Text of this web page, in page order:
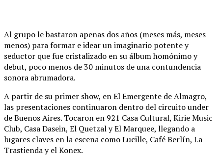
Al grupo le bastaron apenas dos años (meses más, meses
menos) para formar e idear un imaginario potente y
seductor que fue cristalizado en su álbum homónimo y
debut, poco menos de 30 minutos de una contundencia
sonora abrumadora.
A partir de su primer show, en El Emergente de Almagro,
las presentaciones continuaron dentro del circuito under
de Buenos Aires. Tocaron en 921 Casa Cultural, Kirie Music
Club, Casa Dasein, El Quetzal y El Marquee, llegando a
lugares claves en la escena como Lucille, Café Berlín, La
Trastienda y el Konex.